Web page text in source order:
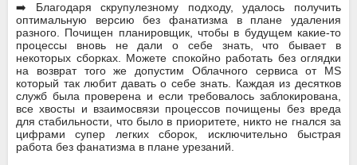
➡️ Благодаря скрупулезному подходу, удалось получить
оптимальную версию без фанатизма в плане удаления
разного. Почищен планировщик, чтобы в будущем какие-то
процессы вновь не дали о себе знать, что бывает в
некоторых сборках. Можете спокойно работать без оглядки
на возврат того же допустим Облачного сервиса от MS
который так любит давать о себе знать. Каждая из десятков
служб была проверена и если требовалось заблокирована,
все хвосты и взаимосвязи процессов почищены без вреда
для стабильности, что было в приоритете, никто не гнался за
цифрами супер легких сборок, исключительно быстрая
работа без фанатизма в плане урезаний.